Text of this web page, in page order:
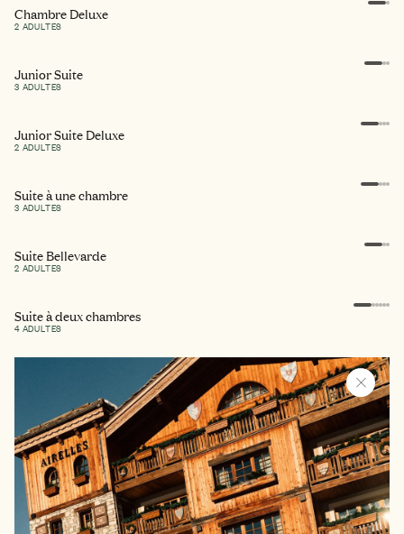
Chambre Deluxe
2 ADULTES
Junior Suite
3 ADULTES
Junior Suite Deluxe
2 ADULTES
Suite à une chambre
3 ADULTES
Suite Bellevarde
2 ADULTES
Suite à deux chambres
4 ADULTES
L'Appartement Chantemerle
L'Appartement à deux Chambres
4 ADULTES
L’Appartement Montmayeur
8 ADULTES